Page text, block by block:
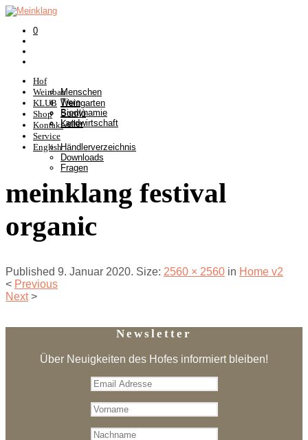
0
Hof
Menschen
Tiere
Biodynamie
Landwirtschaft
Weinbau
Weingarten
Somlò
Keller
KLUB
Shop
Kontakt
Service
Händlerverzeichnis
Downloads
Fragen
English
meinklang festival
organic
Published 9. Januar 2020. Size: 2560 × 2560 in Home v2
< Previous
Next >
Newsletter
Über Neuigkeiten des Hofes informiert bleiben!